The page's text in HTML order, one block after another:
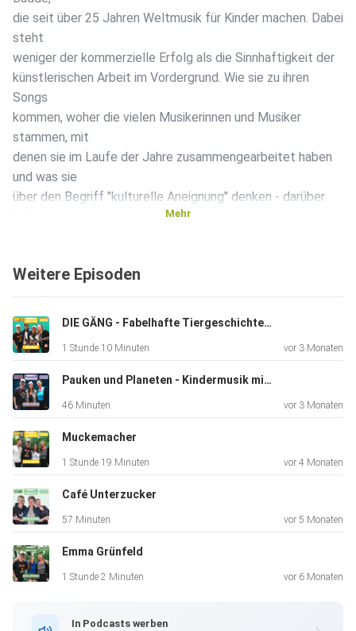
die seit über 25 Jahren Weltmusik für Kinder machen. Dabei
steht
weniger der kommerzielle Erfolg als die Sinnhaftigkeit der
künstlerischen Arbeit im Vordergrund. Wie sie zu ihren
Songs
kommen, woher die vielen Musikerinnen und Musiker
stammen, mit
denen sie im Laufe der Jahre zusammengearbeitet haben
und was sie
über den Begriff "kulturelle Aneignung" denken - darüber
Mehr
Weitere Episoden
DIE GÄNG - Fabelhafte Tiergeschichten & lustige Gedankenspiele
1 Stunde 10 Minuten vor 3 Monaten
Pauken und Planeten - Kindermusik mit tanzbarem Beat
46 Minuten vor 3 Monaten
Muckemacher
1 Stunde 19 Minuten vor 4 Monaten
Café Unterzucker
57 Minuten vor 5 Monaten
Emma Grünfeld
1 Stunde 2 Minuten vor 6 Monaten
In Podcasts werben